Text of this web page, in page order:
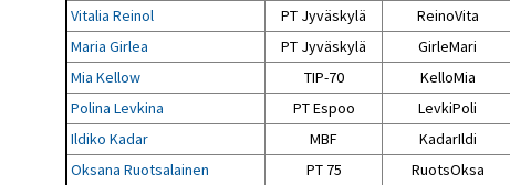
Vitalia Reinol
PT Jyväskylä ReinoVita
Maria Girlea
PT Jyväskylä GirleMari
Mia Kellow
TIP-70 KelloMia
Polina Levkina
PT Espoo LevkiPoli
Ildiko Kadar
MBF KadarIldi
Oksana Ruotsalainen
PT 75 RuotsOksa